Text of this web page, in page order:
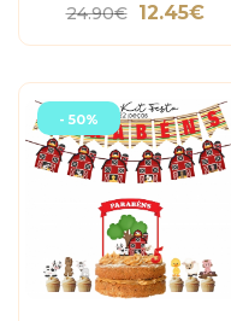
24.90€ 12.45€
- 50%